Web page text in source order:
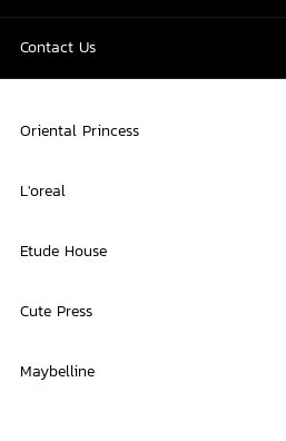
Contact Us
Oriental Princess
L'oreal
Etude House
Cute Press
Maybelline